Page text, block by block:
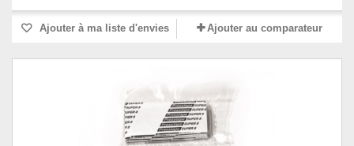
Ajouter à ma liste d'envies Ajouter au comparateur